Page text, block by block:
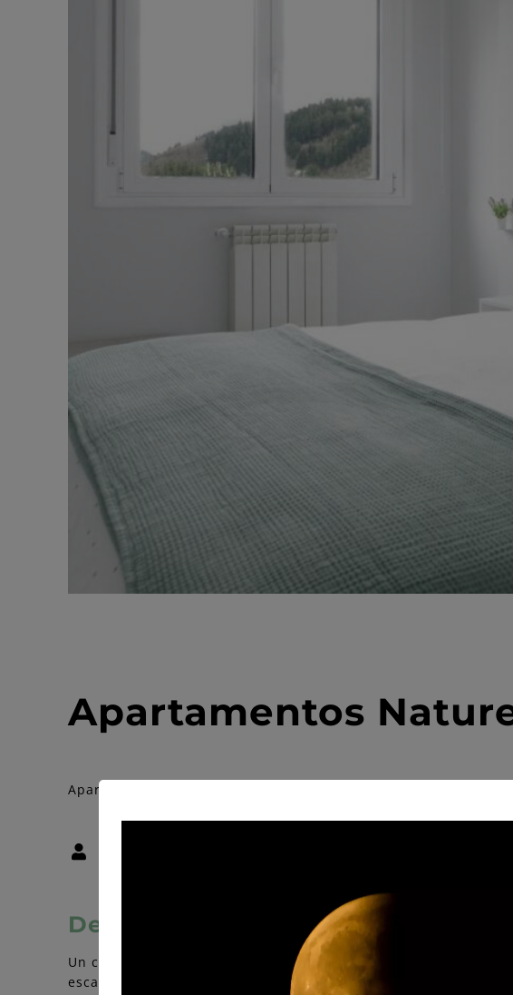
Apartamentos
Apartamentos Turisticos - Tipo de alquiler: apartamentos
Descripción
Un conjunto de 6 apartamentos de nueva construcción
escapada perfecta al Occidente de Asturias. En Nature prima